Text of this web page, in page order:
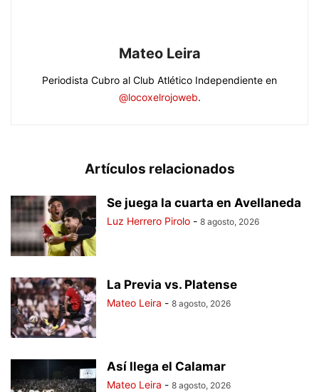
Mateo Leira
Periodista Cubro al Club Atlético Independiente en
@locoxelrojoweb.
Artículos relacionados
Se juega la cuarta en Avellaneda
Luz Herrero Pirolo - 8 agosto, 2026
La Previa vs. Platense
Mateo Leira - 8 agosto, 2026
Así llega el Calamar
Mateo Leira - 8 agosto, 2026